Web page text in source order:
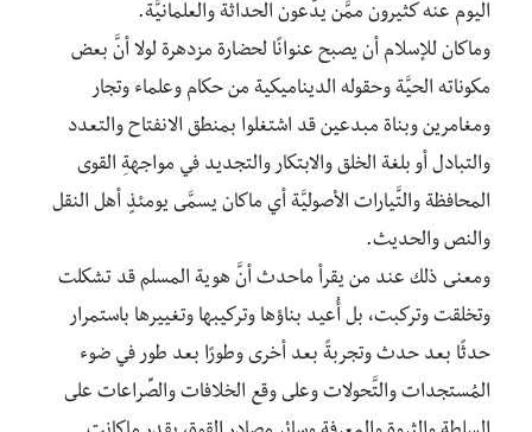
اليوم عنه كثيرون ممَّن يدَّعون الحداثة والعلمانيَّة.
وماكان للإسلام أن يصبح عنوانًا لحضارة مزدهرة لولا أنَّ بعض
مكوناته الحيَّة وحقوله الديناميكية من حكام وعلماء وتجار
ومغامرين وبناة مبدعين قد اشتغلوا بمنطق الانفتاح والتعدد
والتبادل أو بلغة الخلق والابتكار والتجديد في مواجهةِ القوى
المحافظة والتَّيارات الأصوليَّة أي ماكان يسمَّى يومئذٍ أهل النقل
والنص والحديث.
ومعنى ذلك عند من يقرأ ماحدث أنَّ هوية المسلم قد تشكلت
وتخلقت وتركبت، بل أُعيد بناؤها وتركيبها وتغييرها باستمرار
حدثًا بعد حدث وتجربةً بعد أخرى وطورًا بعد طور في ضوء
المُستجدات والتَّحولات وعلى وقع الخلافات والصِّراعات على